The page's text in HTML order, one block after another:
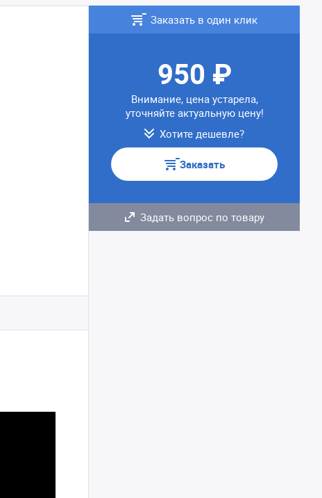
Заказать в один клик
950 ₽
Внимание, цена устарела,
уточняйте актуальную цену!
Хотите дешевле?
Заказать
Задать вопрос по товару